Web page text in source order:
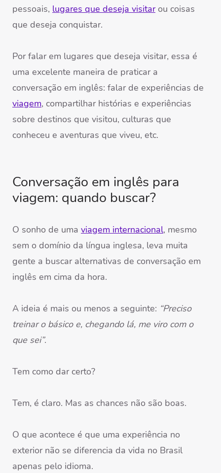
pessoais, lugares que deseja visitarou coisas
que deseja conquistar.
Por falar em lugares que deseja visitar, essa é
uma excelente maneira de praticar a
conversação em inglês: falar de experiências de
viagem, compartilhar histórias e experiências
sobre destinos que visitou, culturas que
conheceu e aventuras que viveu, etc.
Conversação em inglês para
viagem: quando buscar?
O sonho de uma viagem internacional, mesmo
sem o domínio da língua inglesa, leva muita
gente a buscar alternativas de conversação em
inglês em cima da hora.
A ideia é mais ou menos a seguinte: “Preciso
treinar o básico e, chegando lá, me viro com o
que sei”.
Tem como dar certo?
Tem, é claro. Mas as chances não são boas.
O que acontece é que uma experiência no
exterior não se diferencia da vida no Brasil
apenas pelo idioma.